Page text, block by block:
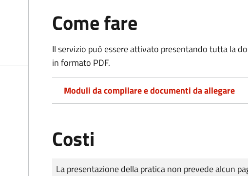
Come fare
Il servizio può essere attivato presentando tutta la
in formato PDF.
Moduli da compilare e documenti da allegare
Costi
Tipo di pagamento
Importo
La presentazione della pratica non prevede alcun